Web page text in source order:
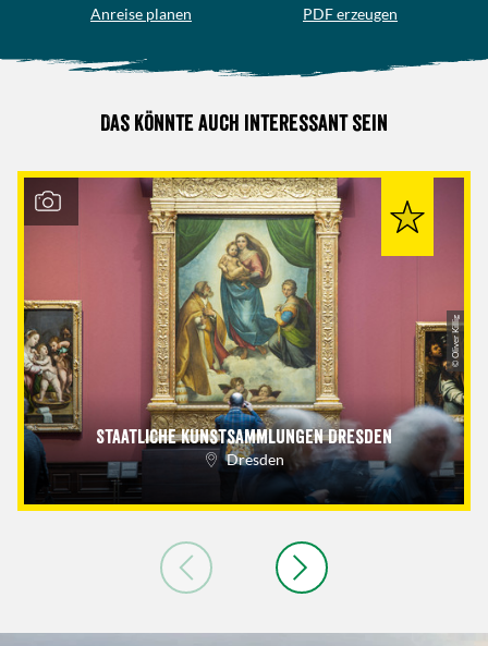
Anreise planen PDF erzeugen
Das könnte auch interessant sein
Staatliche Kunstsammlungen Dresden
Dresden
© Oliver Killig